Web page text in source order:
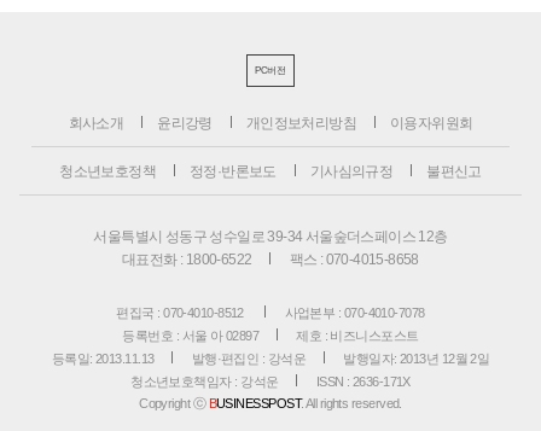
PC버전
회사소개 윤리강령 개인정보처리방침 이용자위원회
청소년보호정책 정정·반론보도 기사심의규정 불편신고
서울특별시 성동구 성수일로 39-34 서울숲더스페이스 12층
대표전화 : 1800-6522
팩스 : 070-4015-8658
편집국 : 070-4010-8512
사업본부 : 070-4010-7078
등록번호 : 서울 아 02897
제호 : 비즈니스포스트
등록일: 2013.11.13
발행·편집인 : 강석운
발행일자: 2013년 12월 2일
청소년보호책임자 : 강석운
ISSN : 2636-171X
Copyright ⓒ BUSINESSPOST. All rights reserved.